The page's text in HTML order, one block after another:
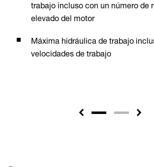
trabajo incluso con un número de
elevado del motor
Máxima hidráulica de trabajo
velocidades de trabajo